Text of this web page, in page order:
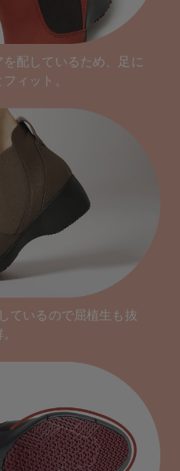
配しているため、足に
ィット。
ているので屈植生も抜